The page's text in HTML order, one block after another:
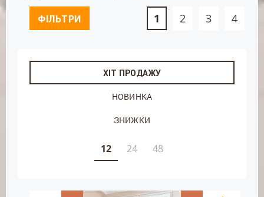
ФІЛЬТРИ 1 2 3 4
ХІТ ПРОДАЖУ
НОВИНКА
ЗНИЖКИ
12 24 48